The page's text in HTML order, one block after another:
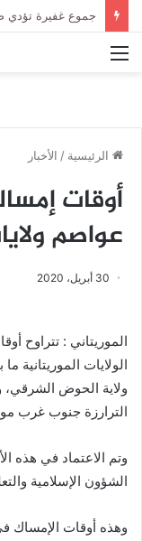
القائمة
الرئيسية / الأخبار
أوقات
عواصم
30 أبريل، 2020
الموريتاني : تتراوح
الترارزة جنوب غرب
وتم الاعتماد في هذه
الشؤون الإسلامية
وهذه أوقات الإمساك